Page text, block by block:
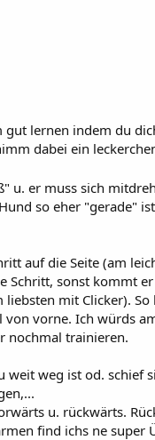
lernen indem du
dabei ein
u. er muss sich
so eher "gerade"
auf die Seite (am
sonst kommt
mit Clicker).
vorne. Ich würds
nochmal trainieren.
weg ist od. schief
u. rückwärts.
find ichs ne super